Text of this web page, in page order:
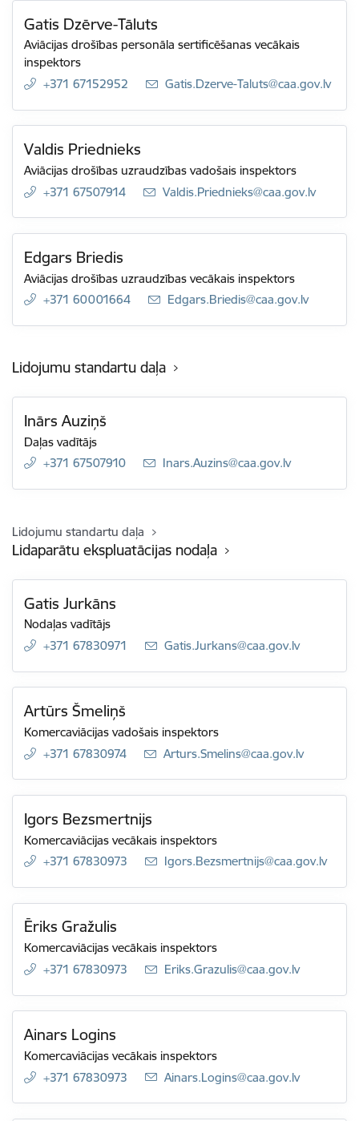
Gatis Dzērve-Tāluts
Aviācijas drošības personāla sertificēšanas vecākais
inspektors
+371 67152952
E-pasts:
Gatis.Dzerve-Taluts@caa.gov.lv
Valdis Priednieks
Aviācijas drošības uzraudzības vadošais inspektors
+371 67507914
E-pasts:
Valdis.Priednieks@caa.gov.lv
Edgars Briedis
Aviācijas drošības uzraudzības vecākais inspektors
+371 60001664
E-pasts:
Edgars.Briedis@caa.gov.lv
Lidojumu standartu daļa
Inārs Auziņš
Daļas vadītājs
+371 67507910
E-pasts:
Inars.Auzins@caa.gov.lv
Lidojumu standartu daļa
Lidaparātu ekspluatācijas nodaļa
Gatis Jurkāns
Nodaļas vadītājs
+371 67830971
E-pasts:
Gatis.Jurkans@caa.gov.lv
Artūrs Šmeliņš
Komercaviācijas vadošais inspektors
+371 67830974
E-pasts:
Arturs.Smelins@caa.gov.lv
Igors Bezsmertnijs
Komercaviācijas vecākais inspektors
+371 67830973
E-pasts:
Igors.Bezsmertnijs@caa.gov.lv
Ēriks Gražulis
Komercaviācijas vecākais inspektors
+371 67830973
E-pasts:
Eriks.Grazulis@caa.gov.lv
Ainars Logins
Komercaviācijas vecākais inspektors
+371 67830973
E-pasts:
Ainars.Logins@caa.gov.lv